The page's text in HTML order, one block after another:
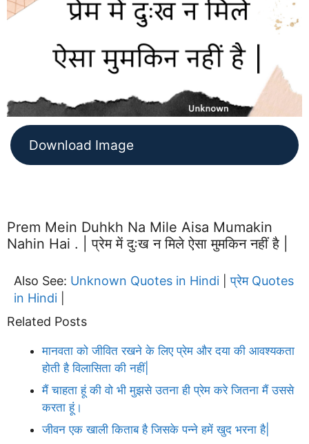
Download Image
Prem Mein Duhkh Na Mile Aisa Mumakin
Nahin Hai . | प्रेम में दुःख न मिले ऐसा मुमकिन नहीं है |
Also See: Unknown Quotes in Hindi |प्रेम Quotes
in Hindi
Related Posts
मानवता को जीवित रखने के लिए प्रेम और दया की आवश्यकता
होती है विलासिता की नहीं|
मैं चाहता हूं की वो भी मुझसे उतना ही प्रेम करे जितना मैं उससे
करता हूं।
जीवन एक खाली किताब है जिसके पन्ने हमें खुद भरना है|